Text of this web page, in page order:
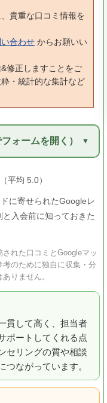
貴重な口コミ情報を
合わせ からお願いい
修正しますことをご
・統計的な集計など
ォームを開く）
（平均 5.0）
に寄せられたGoogleレ
入会前に知っておきた
れた口コミとGoogleマッ
のために独自に収集・分
りません。
貫して高く、担当者
ポートしてくれる点
セリングの質や相談
つながっています。